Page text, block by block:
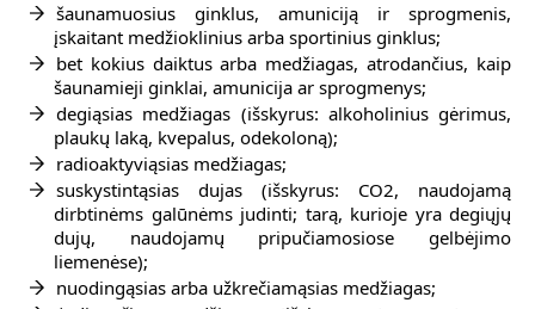
šaunamuosius ginklus, amuniciją ir sprogmenis,
įskaitant medžioklinius arba sportinius ginklus;
bet kokius daiktus arba medžiagas, atrodančius, kaip
šaunamieji ginklai, amunicija ar sprogmenys;
degiąsias medžiagas (išskyrus: alkoholinius gėrimus,
plaukų laką, kvepalus, odekoloną);
radioaktyviąsias medžiagas;
suskystintąsias dujas (išskyrus: CO2, naudojamą
dirbtinėms galūnėms judinti; tarą, kurioje yra degiųjų
dujų, naudojamų pripučiamosiose gelbėjimo
liemenėse);
nuodingąsias arba užkrečiamąsias medžiagas;